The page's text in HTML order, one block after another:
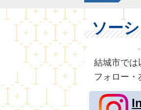
ソー
結城市では
フォロー・